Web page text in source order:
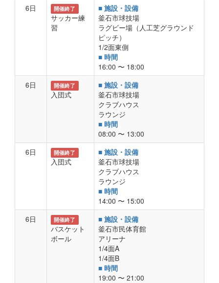
6日
開催終了
サッカー練
習
■ 施設・設備
釜石市球技場
ラグビー場（人工芝グラウンド
ピッチ）
1/2面東側
■ 時間
16:00 〜 18:00
6日
開催終了
入団式
■ 施設・設備
釜石市球技場
クラブハウス
ラウンジ
■ 時間
08:00 〜 13:00
6日
開催終了
入団式
■ 施設・設備
釜石市球技場
クラブハウス
ラウンジ
■ 時間
14:00 〜 15:00
6日
開催終了
バスケット
ボール
■ 施設・設備
釜石市民体育館
アリーナ
1/4面A
1/4面B
■ 時間
19:00 〜 21:00